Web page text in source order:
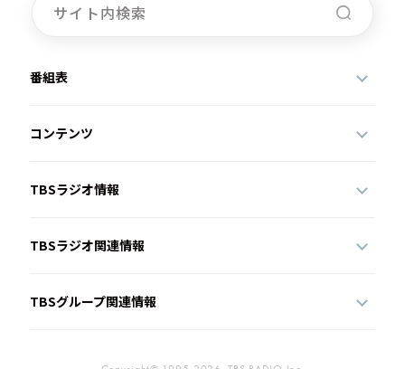
番組表
コンテンツ
TBSラジオ情報
TBSラジオ関連情報
TBSグループ関連情報